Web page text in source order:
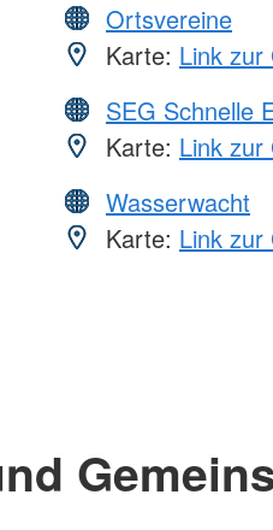
Ortsvereine
Karte: Link zur
SEG Schnelle
Karte: Link zur
Wasserwacht
Karte: Link zur